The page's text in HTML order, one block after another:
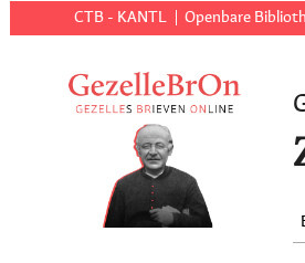
CTB - KANTL Openbare